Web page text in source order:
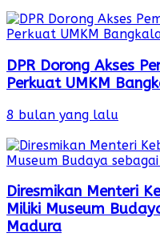
DPR Dorong Akses
Perkuat UMKM
8 bulan yang lalu
Diresmikan Menteri
Miliki Museum
Madura